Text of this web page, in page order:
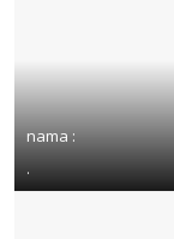
nama :
.